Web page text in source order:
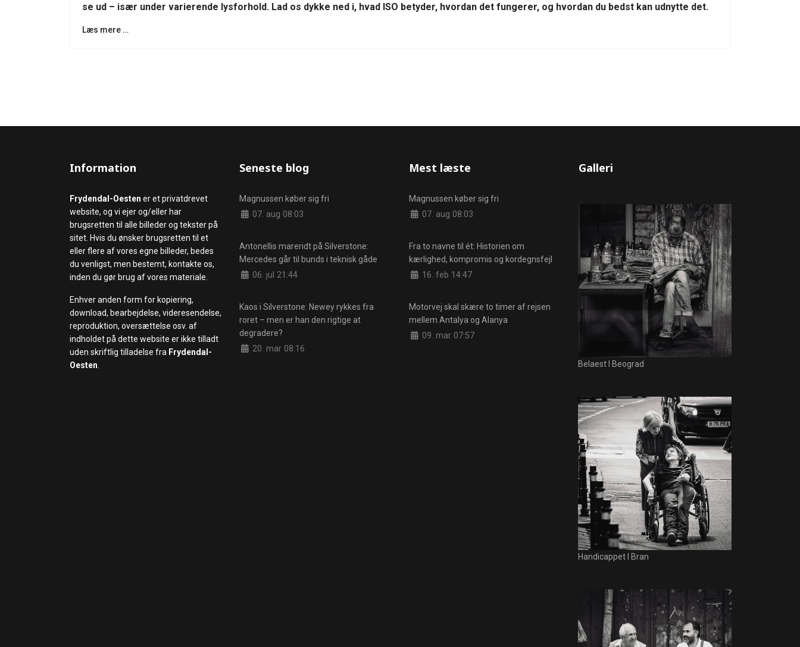
se ud – især under varierende lysforhold. Lad os dykke ned i, hvad ISO betyder, hvordan det fungerer, og hvordan du bedst kan udnytte det.
Læs mere …
Information
Frydendal-Oesten er et privatdrevet
website, og vi ejer og/eller har
brugsretten til alle billeder og tekster på
sitet. Hvis du ønsker brugsretten til et
eller flere af vores egne billeder, bedes
du venligst, men bestemt, kontakte os,
inden du gør brug af vores materiale.
Enhver anden form for kopiering,
download, bearbejdelse, videresendelse,
reproduktion, oversættelse osv. af
indholdet på dette website er ikke tilladt
uden skriftlig tilladelse fra Frydendal-
Oesten
Seneste blog
Magnussen køber sig fri
Detaljer
07. aug 08:03
Antonellis mareridt på Silverstone:
Mercedes går til bunds i teknisk gåde
Detaljer
06. jul 21:44
Kaos i Silverstone: Newey rykkes fra
roret – men er han den rigtige at
degradere?
Detaljer
20. mar 08:16
Mest læste
Magnussen køber sig fri
Detaljer
07. aug 08:03
Fra to navne til ét: Historien om
kærlighed, kompromis og kordegnsfejl
Detaljer
16. feb 14:47
Motorvej skal skære to timer af rejsen
mellem Antalya og Alanya
Detaljer
09. mar 07:57
Galleri
Belaest I Beograd
Handicappet I Bran